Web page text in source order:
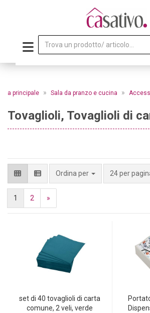
principale » Sala da pranzo e cucina »
Tovaglioli, Tovaglioli di
Ordina per 24 per
1 2 »
set di 40 tovaglioli di carta
comune, 2 veli, verde